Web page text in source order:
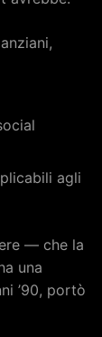
agli
— che la
una
’90, portò